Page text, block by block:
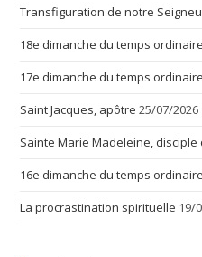
Transfiguration de notre
18e dimanche du temps ordinaire
17e dimanche du temps ordinaire
Saint Jacques, apôtre 25/07/2026
Sainte Marie Madeleine, disciple
16e dimanche du temps ordinaire
La procrastination spirituelle 19/